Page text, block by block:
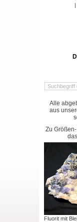
Alle
aus
Zu
Fluorit mit